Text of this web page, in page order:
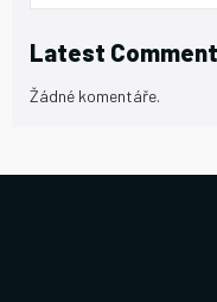
Latest
Žádné komentáře.